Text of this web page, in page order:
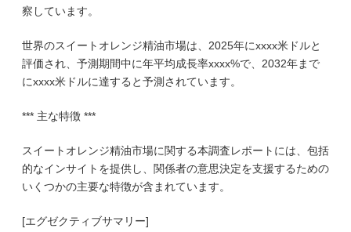
察しています。
世界のスイートオレンジ精油市場は、2025年にxxxx米ドルと
評価され、予測期間中に年平均成長率xxxx%で、2032年まで
にxxxx米ドルに達すると予測されています。
*** 主な特徴 ***
スイートオレンジ精油市場に関する本調査レポートには、包括
的なインサイトを提供し、関係者の意思決定を支援するための
いくつかの主要な特徴が含まれています。
[エグゼクティブサマリー]